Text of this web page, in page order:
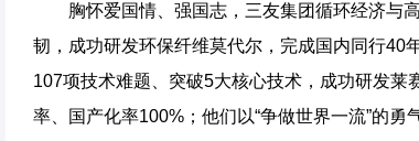
胸怀爱国情、强国志，三友集团循环经济与
韧，成功研发环保纤维莫代尔，完成国内同行40
107项技术难题、突破5大核心技术，成功研发
率、国产化率100%；他们以“争做世界一流”的